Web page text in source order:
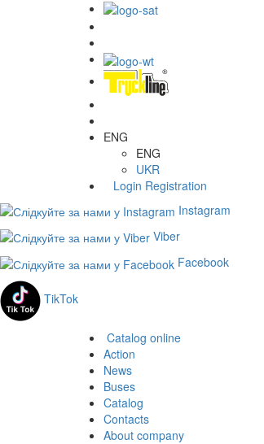
ENG
ENG
UKR
Login Registration
Instagram
Viber
Facebook
TikTok
Catalog online
Action
News
Buses
Catalog
Contacts
About company